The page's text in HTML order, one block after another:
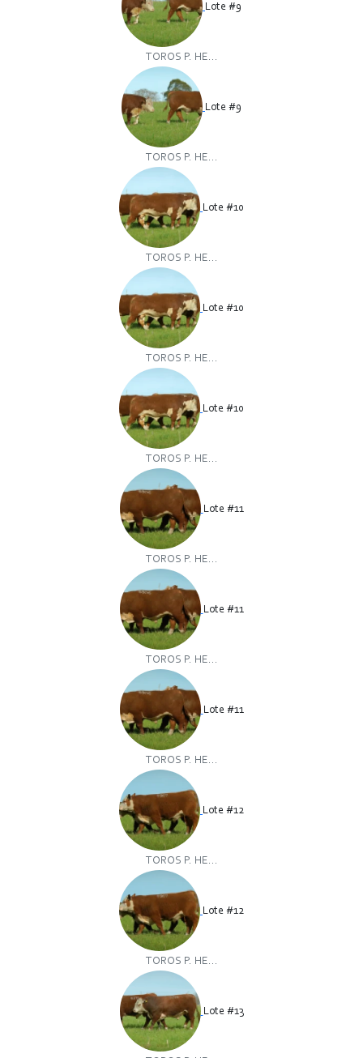
Lote #9
TOROS P. HE...
Lote #9
TOROS P. HE...
Lote #10
TOROS P. HE...
Lote #10
TOROS P. HE...
Lote #10
TOROS P. HE...
Lote #11
TOROS P. HE...
Lote #11
TOROS P. HE...
Lote #11
TOROS P. HE...
Lote #12
TOROS P. HE...
Lote #12
TOROS P. HE...
Lote #13